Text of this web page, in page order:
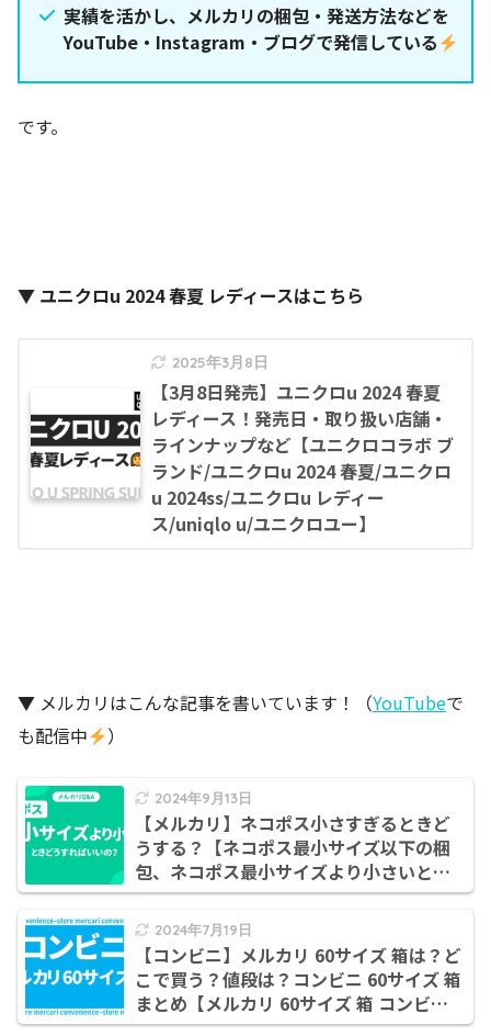
実績を活かし、メルカリの梱包・発送方法などを
YouTube・Instagram・ブログで発信している
です。
▼ ユニクロu 2024 春夏 レディースはこちら
2025年3月8日
【3月8日発売】ユニクロu 2024 春夏
レディース！発売日・取り扱い店舗・
ラインナップなど【ユニクロコラボ ブ
ランド/ユニクロu 2024 春夏/ユニクロ
u 2024ss/ユニクロu レディー
ス/uniqlo u/ユニクロユー】
▼ メルカリはこんな記事を書いています！（YouTubeで
も配信中
）
2024年9月13日
【メルカリ】ネコポス小さすぎるときど
うする？【ネコポス最小サイズ以下の梱
包、ネコポス最小サイズより小さいとき
の梱包、ネコポス最小サイズ封筒】
2024年7月19日
【コンビニ】メルカリ 60サイズ 箱は？ど
こで買う？値段は？コンビニ 60サイズ 箱
まとめ【メルカリ 60サイズ 箱 コンビ
ニ/60サイズ ダンボール コンビニ/メルカ